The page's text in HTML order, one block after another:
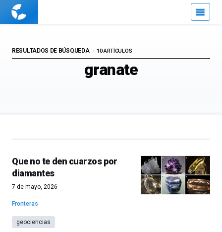
Cuaderno
granate
RESULTADOS DE BÚSQUEDA 10 ARTÍCULOS
Que no te den cuarzos por
diamantes
7 de mayo, 2026
Fronteras
geociencias